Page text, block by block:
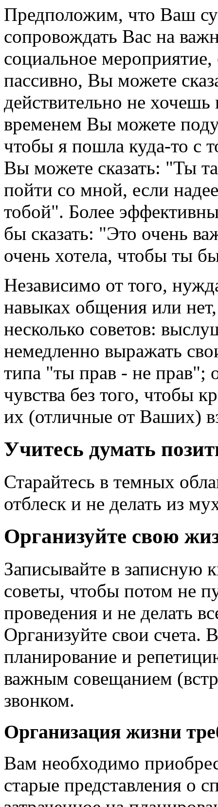
Предположим, что Ваш
сопровождать Вас на
социальное мероприятие,
пассивно, Вы можете
действительно не
временем Вы можете
чтобы я пошла куда-то с
Вы можете сказать: "Ты
пойти со мной, если
тобой". Более
бы сказать: "Это очень
очень хотела, чтобы ты
Независимо от того,
навыках общения или
несколько советов:
немедленно выражать
типа "ты прав - не прав";
чувства без того, чтобы
их (отличные от Ваших)
Учитесь думать
Старайтесь в темных
отблеск и не делать из
Организуйте свою
Записывайте в записную
советы, чтобы потом не
проведения и не делать
Организуйте свои счета.
планирование и
важным совещанием
звонком.
Организация жизни
Вам необходимо
старые представления о